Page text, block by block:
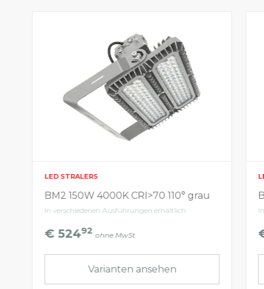
LED STRALERS
BM2 150W 4000K CRI>70 110° grau
In verschiedenen Ausführungen erhältlich
€ 52492 ohne MwSt.
Varianten ansehen